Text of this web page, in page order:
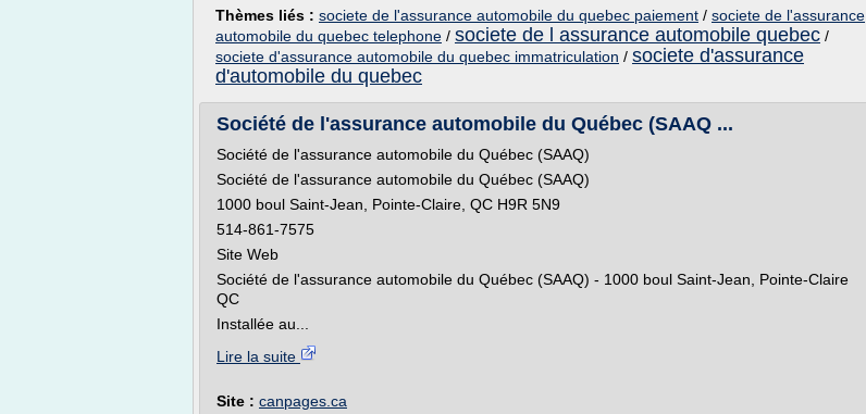
Thèmes liés : societe de l'assurance automobile du quebec paiement / societe de l'assurance
automobile du quebec telephone / societe de l assurance automobile quebec /
societe d'assurance automobile du quebec immatriculation / societe d'assurance
d'automobile du quebec
Société de l'assurance automobile du Québec (SAAQ ...
Société de l'assurance automobile du Québec (SAAQ)
Société de l'assurance automobile du Québec (SAAQ)
1000 boul Saint-Jean, Pointe-Claire, QC H9R 5N9
514-861-7575
Site Web
Société de l'assurance automobile du Québec (SAAQ) - 1000 boul Saint-Jean, Pointe-Claire
QC
Installée au...
Lire la suite
Site : canpages.ca